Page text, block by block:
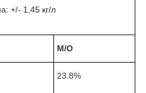
+/- 1,45 кг/л
М/О
23.8%